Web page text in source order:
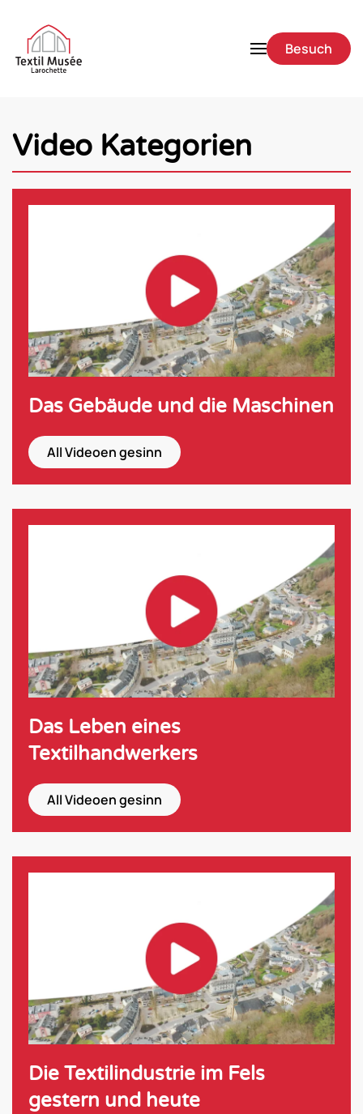
Zum Hauptinhalt springen Besuch
Video Kategorien
Das Gebäude und die Maschinen
All Videoen gesinn
Das Leben eines
Textilhandwerkers
All Videoen gesinn
Die Textilindustrie im Fels
gestern und heute